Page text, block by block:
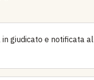
giudicato e notificata al